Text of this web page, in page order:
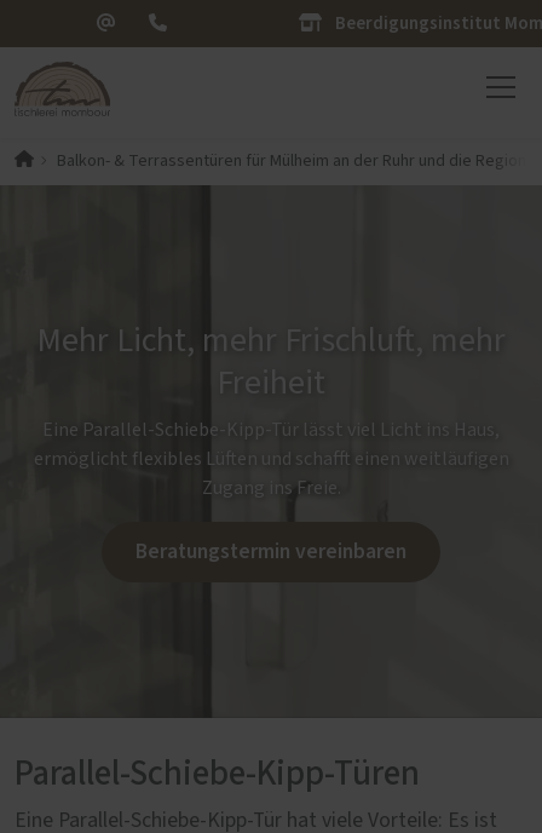
Beerdigungsinstitut
Balkon- & Terrassentüren für Mülheim an der Ruhr und die Region
Mehr Licht, mehr Frischluft, mehr
Freiheit
Eine Parallel-Schiebe-Kipp-Tür lässt viel Licht ins Haus,
ermöglicht flexibles Lüften und schafft einen weitläufigen
Zugang ins Freie.
Beratungstermin vereinbaren
Parallel-Schiebe-Kipp-Türen
Eine Parallel-Schiebe-Kipp-Tür hat viele Vorteile: Es ist